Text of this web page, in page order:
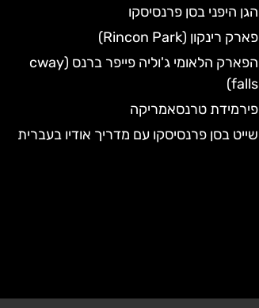
הגן היפני בסן פרנסיסקו
פארק רינקון (Rincon Park)
הפארק הלאומי ג'וליה פייפר ברנס (cway
falls)
פירמידת טרנסאמריקה
שייט בסן פרנסיסקו עם מדריך אודיו בעברית